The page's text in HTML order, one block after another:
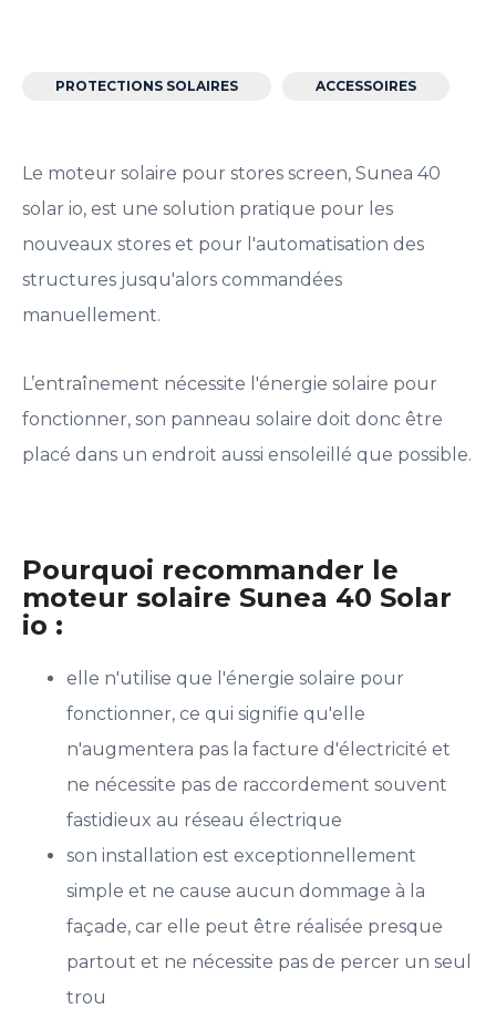
PROTECTIONS SOLAIRES ACCESSOIRES
Le moteur solaire pour stores screen, Sunea 40
solar io, est une solution pratique pour les
nouveaux stores et pour l'automatisation des
structures jusqu'alors commandées
manuellement.
L’entraînement nécessite l'énergie solaire pour
fonctionner, son panneau solaire doit donc être
placé dans un endroit aussi ensoleillé que possible.
Pourquoi recommander le
moteur solaire Sunea 40 Solar
io :
elle n'utilise que l'énergie solaire pour
fonctionner, ce qui signifie qu'elle
n'augmentera pas la facture d'électricité et
ne nécessite pas de raccordement souvent
fastidieux au réseau électrique
son installation est exceptionnellement
simple et ne cause aucun dommage à la
façade, car elle peut être réalisée presque
partout et ne nécessite pas de percer un seul
trou